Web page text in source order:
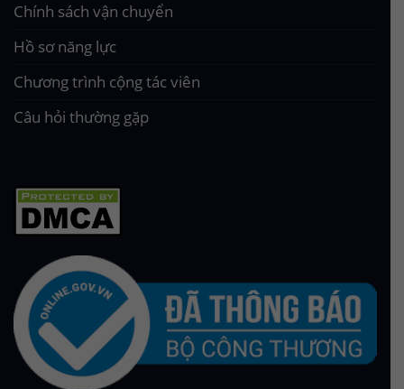
Chính sách vận chuyển
Hồ sơ năng lực
Chương trình cộng tác viên
Câu hỏi thường gặp